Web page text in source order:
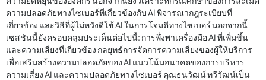
ความปลอดภัยทางไซเบอร์ที่เกี่ยวข้องกับ AI พิจารณากฎระเบียบที่
เกี่ยวข้อง และวิธีที่ผู้ไม่หวังดีใช้ AI ในการโจมตีทางไซเบอร์ นอกจากนี้
เซสชันนี้ยังครอบคลุมประเด็นต่อไปนี้: การพึ่งพาเครื่องมือ AI ที่เพิ่มขึ้น
และความเสี่ยงที่เกี่ยวข้อง กลยุทธ์การจัดการความเสี่ยงของผู้ให้บริการ
เพื่อเสริมสร้างความปลอดภัยของ AI แนวโน้มอนาคตของการบริหาร
ความเสี่ยง AI และความปลอดภัยทางไซเบอร์ คุณธนวัฒน์ ทวีวัฒน์เป็น